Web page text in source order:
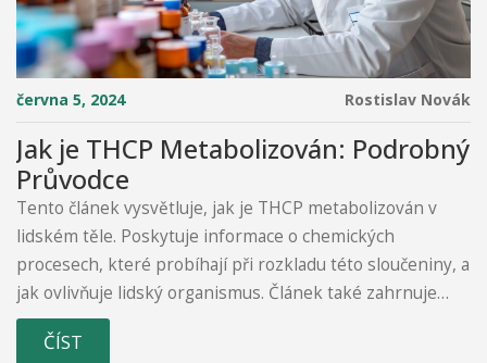
června 5, 2024 Rostislav Novák
Jak je THCP Metabolizován: Podrobný
Průvodce
Tento článek vysvětluje, jak je THCP metabolizován v
lidském těle. Poskytuje informace o chemických
procesech, které probíhají při rozkladu této sloučeniny, a
jak ovlivňuje lidský organismus. Článek také zahrnuje
zajímavá fakta a užitečné tipy pro lepší pochopení
tématu.
ČÍST